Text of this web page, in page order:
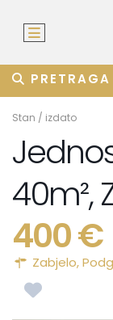
Stan / izdato
40m²,
400 €
Zabjelo,